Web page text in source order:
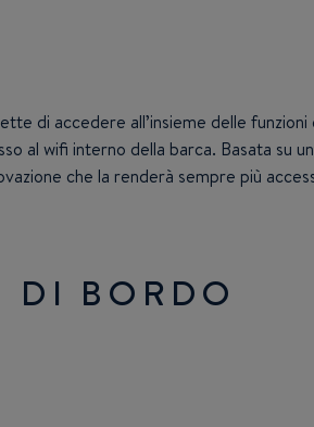
di accedere all’insieme delle
al wifi interno della barca. Basata
che la renderà sempre più
DI BORDO